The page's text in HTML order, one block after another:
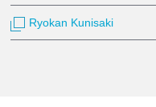
Ryokan Kunisaki